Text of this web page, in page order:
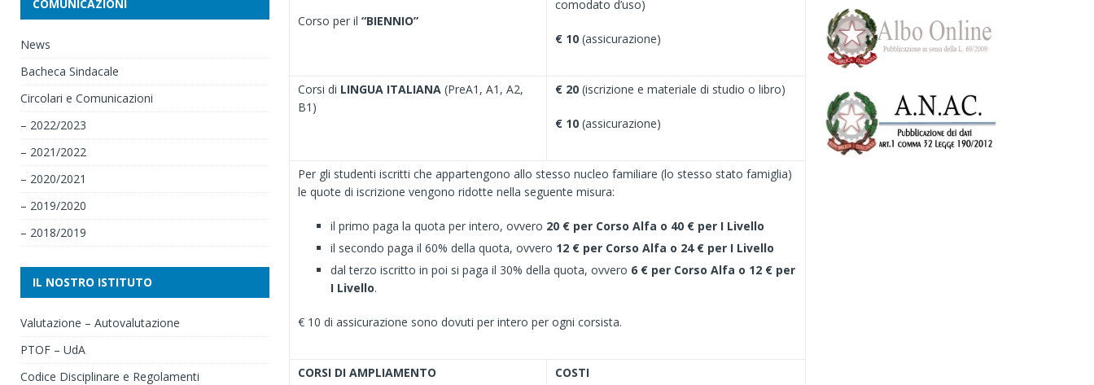
Corso per il “BIENNIO”
comodato d’uso)
€ 10(assicurazione)
Corsi di LINGUA ITALIANA(PreA1, A1, A2,
B1)
€ 20(iscrizione e materiale di studio o libro)
€ 10(assicurazione)
Per gli studenti iscritti che appartengono allo stesso nucleo familiare (lo stesso stato famiglia)
le quote di iscrizione vengono ridotte nella seguente misura:
il primo paga la quota per intero, ovvero 20 € per Corso Alfa o 40 € per I Livello
il secondo paga il 60% della quota, ovvero 12 € per Corso Alfa o 24 € per I Livello
dal terzo iscritto in poi si paga il 30% della quota, ovvero 6 € per Corso Alfa o 12 € per
I Livello.
€ 10 di assicurazione sono dovuti per intero per ogni corsista.
CORSI DI AMPLIAMENTO COSTI
COMUNICAZIONI
News
Bacheca Sindacale
Circolari e Comunicazioni
– 2022/2023
– 2021/2022
– 2020/2021
– 2019/2020
– 2018/2019
IL NOSTRO ISTITUTO
Valutazione – Autovalutazione
PTOF – UdA
Codice Disciplinare e Regolamenti